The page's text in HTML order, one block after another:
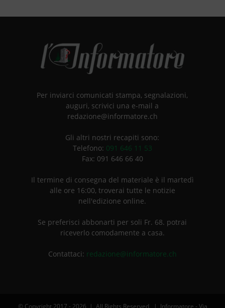
Per inviarci comunicati stampa, segnalazioni,
auguri, scrivici una e-mail a
redazione@informatore.ch
Gli altri nostri recapiti sono:
Telefono: 091 646 11 53
Fax: 091 646 66 40
Il termine di consegna del materiale è il martedì
alle ore 16:00, troverai tutte le notizie
nell'edizione online.
Se preferisci abbonarti per soli Fr. 68. potrai
riceverlo comodamente a casa.
Contattaci: redazione@informatore.ch
© Copyright 2017 - 2026 | All Rights Reserved | Informatore - Via